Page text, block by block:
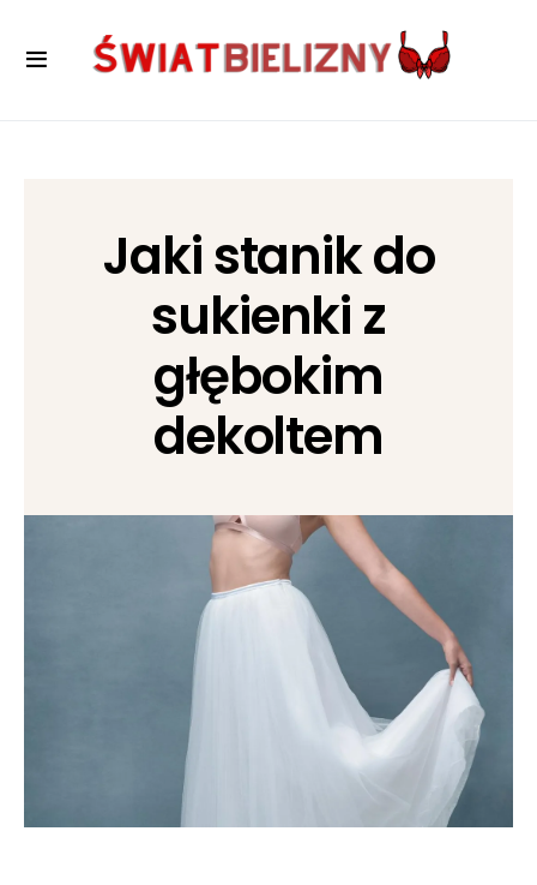
Jaki stanik do
sukienki z
głębokim
dekoltem